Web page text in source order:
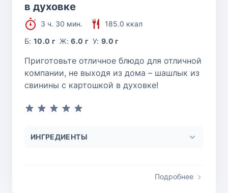
в духовке
3 ч. 30 мин.
185.0 ккал
Б:10.0 г Ж:6.0 г У:9.0 г
Приготовьте отличное блюдо для отличной
компании, не выходя из дома – шашлык из
свинины с картошкой в духовке!
ИНГРЕДИЕНТЫ
Подробнее